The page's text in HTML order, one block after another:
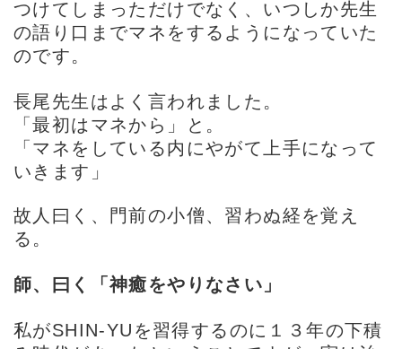
つけてしまっただけでなく、いつしか先生
の語り口までマネをするようになっていた
のです。
長尾先生はよく言われました。
「最初はマネから」と。
「マネをしている内にやがて上手になって
いきます」
故人曰く、門前の小僧、習わぬ経を覚え
る。
師、曰く「神癒をやりなさい」
私がSHIN-YUを習得するのに１３年の下積